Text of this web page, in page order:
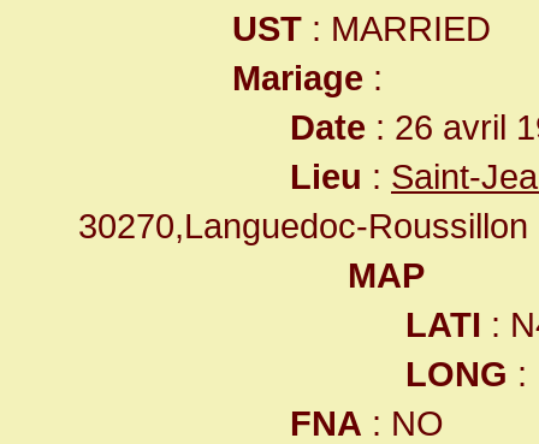
UST : MARRIED
Mariage :
Date : 26 avril
Lieu : Saint-
30270,Languedoc-Roussillon
MAP
LATI :
LONG :
FNA : NO